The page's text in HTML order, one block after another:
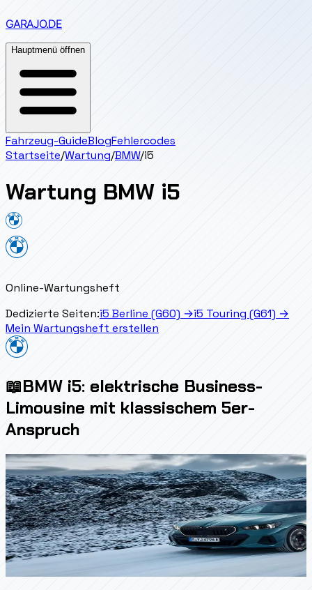
GARAJO.DE
Hauptmenü öffnen
Fahrzeug-GuideBlogFehlercodes
Startseite/Wartung/BMW/i5
Wartung BMW i5
Online-Wartungsheft
Dedizierte Seiten:i5 Berline (G60) →i5 Touring (G61) →
Mein Wartungsheft erstellen
📖BMW i5: elektrische Business-
Limousine mit klassischem 5er-
Anspruch